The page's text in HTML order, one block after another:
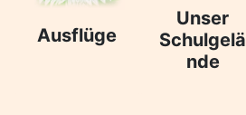
Ausflüge
Unser
Schulgelä
nde